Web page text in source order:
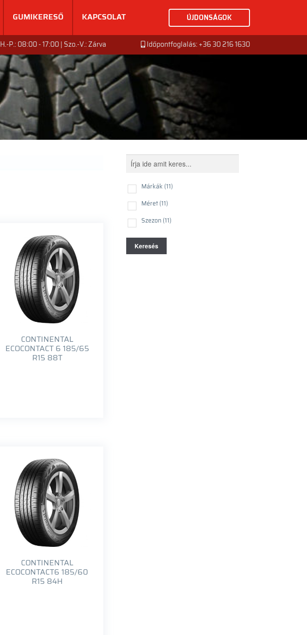
GUMIKERESŐ KAPCSOLAT ÚJDONSÁGOK
H.-P.: 08:00 - 17:00 | Szo.-V.: Zárva Időpontfoglalás: +36 30 216 1630
CONTINENTAL
ECOCONTACT 6 185/65
R15 88T
CONTINENTAL
ECOCONTACT6 185/60
R15 84H
Márkák (11)
Méret (11)
Szezon (11)
Keresés